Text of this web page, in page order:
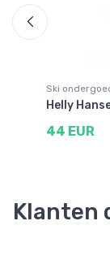
Ski
Helly
44 EUR
Klanten